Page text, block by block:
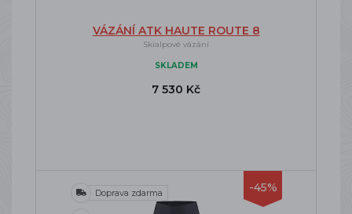
VÁZÁNÍ ATK HAUTE ROUTE 8
Skialpové vázání
SKLADEM
7 530 Kč
-45%
Doprava zdarma